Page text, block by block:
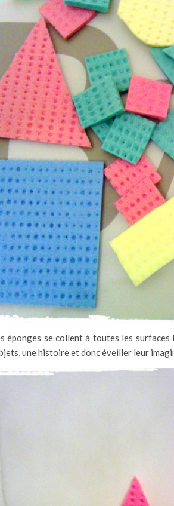
éponges se collent à toutes les
une histoire et donc éveiller leur